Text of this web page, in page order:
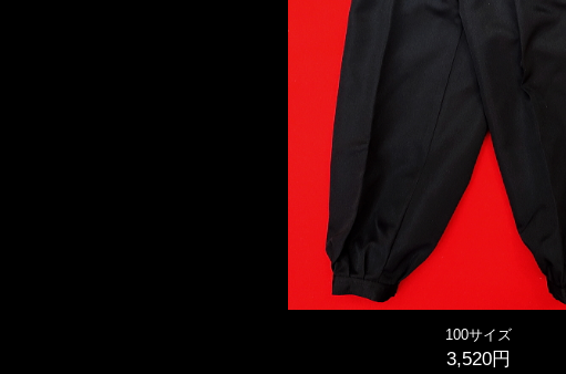
100サイズ
3,520円